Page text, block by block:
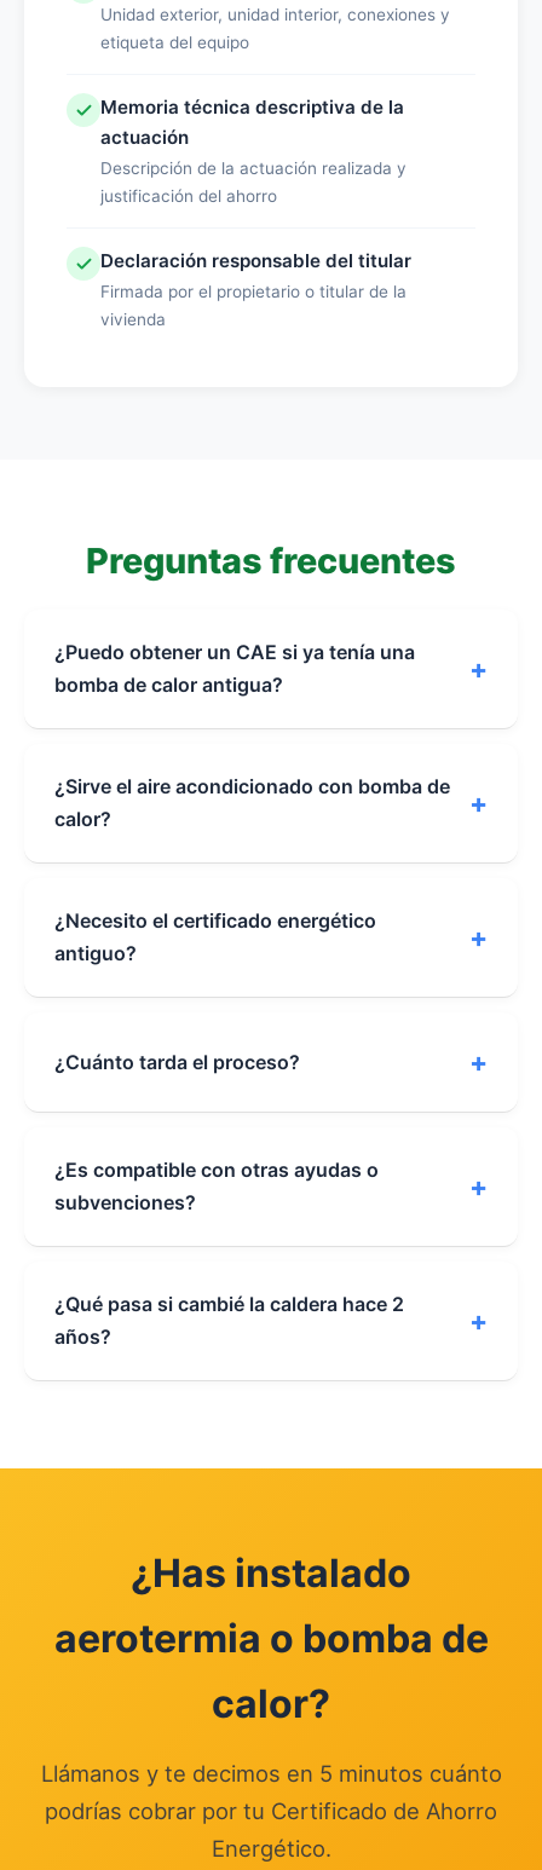
Unidad exterior, unidad interior, conexiones y
etiqueta del equipo
Memoria técnica descriptiva de la
actuación
Descripción de la actuación realizada y
justificación del ahorro
Declaración responsable del titular
Firmada por el propietario o titular de la
vivienda
Preguntas frecuentes
¿Puedo obtener un CAE si ya tenía una
bomba de calor antigua?
+
¿Sirve el aire acondicionado con bomba de
calor?
+
¿Necesito el certificado energético
antiguo?
+
¿Cuánto tarda el proceso? +
¿Es compatible con otras ayudas o
subvenciones?
+
¿Qué pasa si cambié la caldera hace 2
años?
+
¿Has instalado
aerotermia o bomba de
calor?
Llámanos y te decimos en 5 minutos cuánto
podrías cobrar por tu Certificado de Ahorro
Energético.